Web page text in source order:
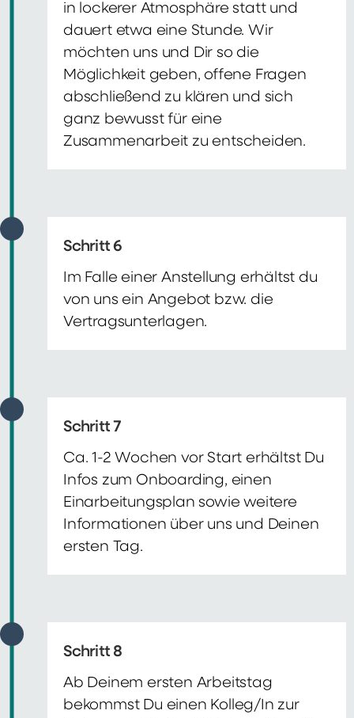
in lockerer Atmosphäre statt und
dauert etwa eine Stunde. Wir
möchten uns und Dir so die
Möglichkeit geben, offene Fragen
abschließend zu klären und sich
ganz bewusst für eine
Zusammenarbeit zu entscheiden.
Schritt 6
Im Falle einer Anstellung erhältst du
von uns ein Angebot bzw. die
Vertragsunterlagen.
Schritt 7
Ca. 1-2 Wochen vor Start erhältst Du
Infos zum Onboarding, einen
Einarbeitungsplan sowie weitere
Informationen über uns und Deinen
ersten Tag.
Schritt 8
Ab Deinem ersten Arbeitstag
bekommst Du einen Kolleg/In zur